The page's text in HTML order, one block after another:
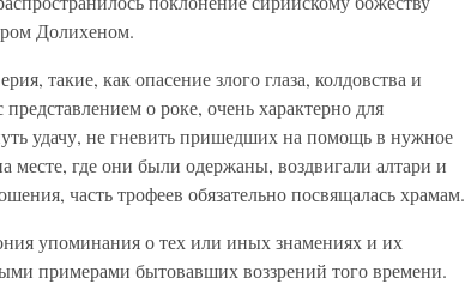
Долихеном.
такие, как опасение злого глаза, колдовства и
о роке, очень характерно для
удачу, не гневить пришедших на помощь в нужное
месте, где они были одержаны, воздвигали алтари и
часть трофеев обязательно посвящалась храмам.
упоминания о тех или иных знамениях и их
примерами бытовавших воззрений того времени.